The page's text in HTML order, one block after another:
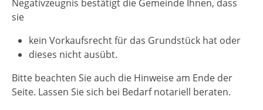
Negativzeugnis bestätigt die Gemeinde Ihnen, dass
sie
kein Vorkaufsrecht für das Grundstück hat oder
dieses nicht ausübt.
Bitte beachten Sie auch die Hinweise am Ende der
Seite. Lassen Sie sich bei Bedarf notariell beraten.